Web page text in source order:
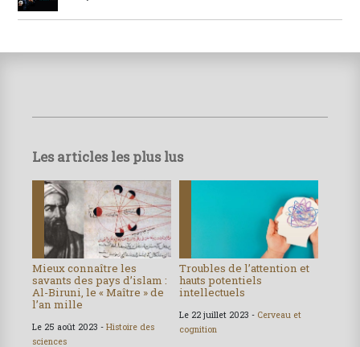
Les articles les plus lus
Mieux connaître les
savants des pays d’islam :
Al-Biruni, le « Maître » de
l’an mille
Le 25 août 2023 - Histoire des
sciences
Troubles de l’attention et
hauts potentiels
intellectuels
Le 22 juillet 2023 - Cerveau et
cognition